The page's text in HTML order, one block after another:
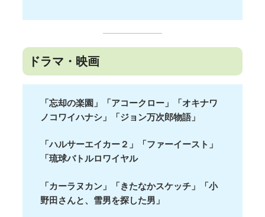
ドラマ・映画
「忘却の楽園」「アコークロー」「オキナワ
ノコワイハナシ」「ジョン万次郎物語」
「ハルサーエイカー２」「ファーイースト」
「琉球バトルロワイヤル
「カーラヌカン」「きたなかスケッチ」「小
野田さんと、雪男を探した男」